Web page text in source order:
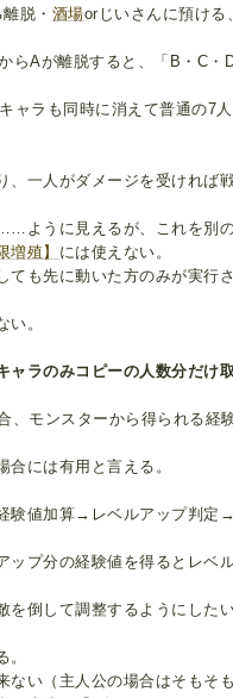
脱・ 酒場orじいさんに預ける
らAが離脱すると、「B・C・
ャラも同時に消えて普通の7
、一人がダメージを受ければ
ように見えるが、これを別
増殖】 には使えない。
ても先に動いた方のみが実行
。
ャラのみコピーの人数分だけ
、モンスターから得られる経
には有用と言える。
験値加算→レベルアップ判定
ップ分の経験値を得るとレベ
を倒して調整するようにしたい
ない（主人公の場合はそもそ